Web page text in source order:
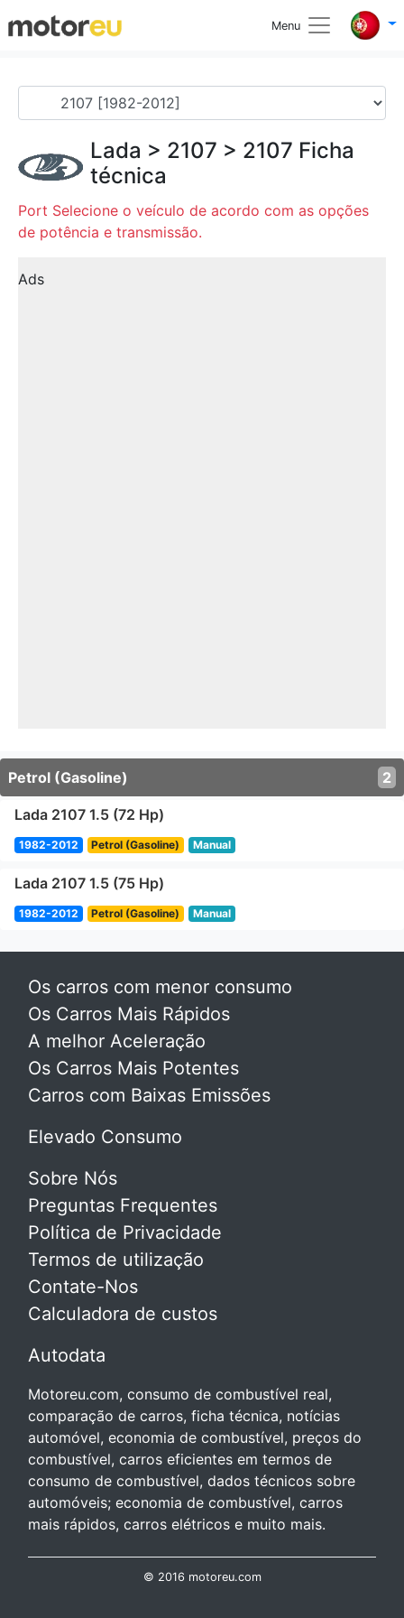
Menu
Lada > 2107 > 2107 Ficha
técnica
Port Selecione o veículo de acordo com as opções
de potência e transmissão.
Ads
Petrol (Gasoline) 2
Lada 2107 1.5 (72 Hp)
1982-2012 Petrol (Gasoline) Manual
Lada 2107 1.5 (75 Hp)
1982-2012 Petrol (Gasoline) Manual
Os carros com menor consumo
Os Carros Mais Rápidos
A melhor Aceleração
Os Carros Mais Potentes
Carros com Baixas Emissões
Elevado Consumo
Sobre Nós
Preguntas Frequentes
Política de Privacidade
Termos de utilização
Contate-Nos
Calculadora de custos
Autodata
Motoreu.com, consumo de combustível real,
comparação de carros, ficha técnica, notícias
automóvel, economia de combustível, preços do
combustível, carros eficientes em termos de
consumo de combustível, dados técnicos sobre
automóveis; economia de combustível, carros
mais rápidos, carros elétricos e muito mais.
© 2016 motoreu.com